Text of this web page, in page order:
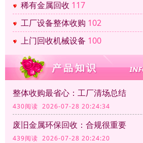
稀有金属回收 117
工厂设备整体收购 102
上门回收机械设备 100
整体收购最省心：工厂清场总结
430阅读 2026-07-28 20:24:34
废旧金属环保回收：合规很重要
439阅读 2026-07-28 20:24:20